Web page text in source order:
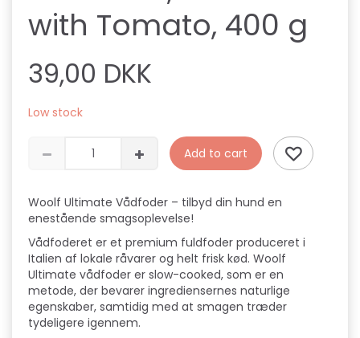
with Tomato, 400 g
39,00 DKK
Low stock
Add to cart
Woolf Ultimate Vådfoder – tilbyd din hund en
enestående smagsoplevelse!
Vådfoderet er et premium fuldfoder produceret i
Italien af lokale råvarer og helt frisk kød. Woolf
Ultimate vådfoder er slow-cooked, som er en
metode, der bevarer ingrediensernes naturlige
egenskaber, samtidig med at smagen træder
tydeligere igennem.